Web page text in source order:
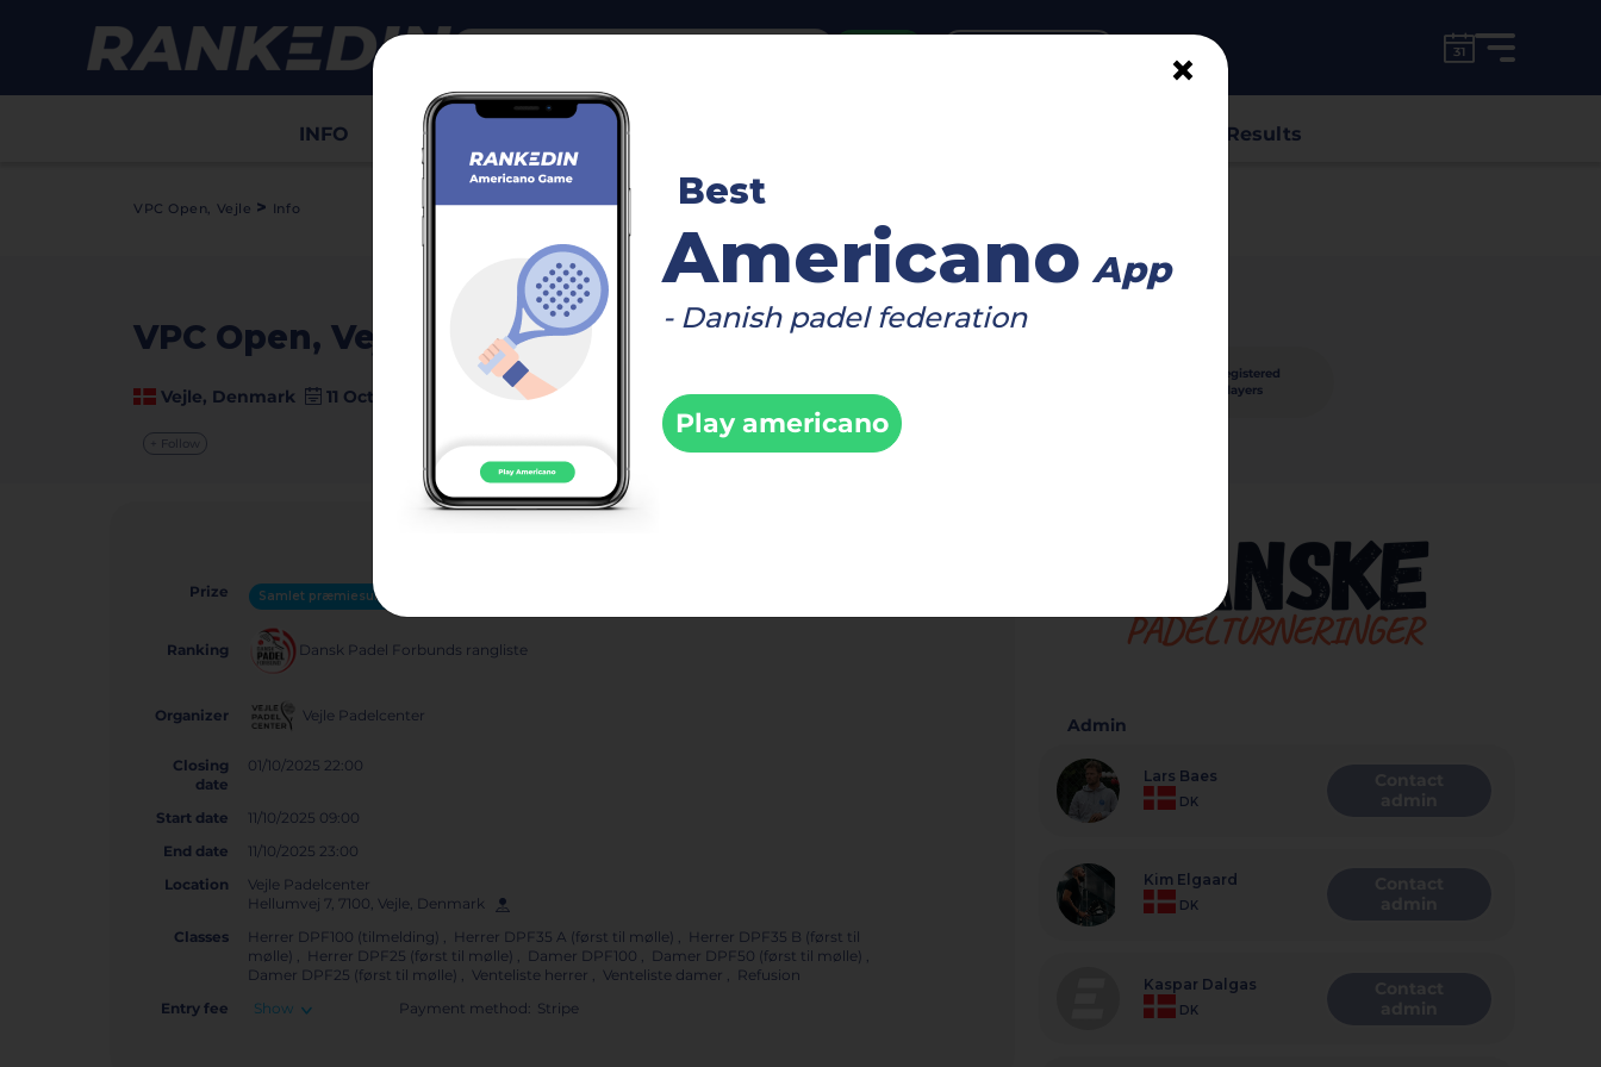
INFO Draws Results
VPC Open, Vejle > Info
VPC Open, Vejle video
Vejle, Denmark 11 October 2025
+ Follow
registered
players
Prize Samlet præmiesum: 13.000 kr.
Ranking Dansk Padel Forbunds rangliste
Organizer Vejle Padelcenter
Closing
date
01/10/2025 22:00
Start date
11/10/2025 09:00
End date
11/10/2025 23:00
Location
Vejle Padelcenter
Hellumvej 7, 7100, Vejle, Denmark
Classes
Herrer DPF100 (tilmelding) , Herrer DPF35 A (først til mølle) , Herrer DPF35 B (først til
mølle) , Herrer DPF25 (først til mølle) , Damer DPF100 , Damer DPF50 (først til mølle) ,
Damer DPF25 (først til mølle) , Venteliste herrer , Venteliste damer , Refusion
Entry fee
Show Payment method: Stripe
Admin
Lars Baes
DK
Kim Elgaard
DK
Kaspar Dalgas
DK
×
Best
Americano App
- Danish padel federation
Play americano